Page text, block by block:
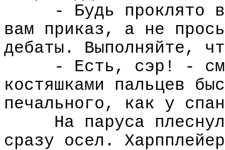
- Будь проклято
вам приказ, а не
дебаты. Выполняйте,
- Есть, сэр! -
костяшками пальцев
печального, как у
На паруса
сразу осел.